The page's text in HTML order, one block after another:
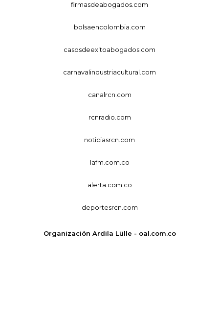
firmasdeabogados.com
bolsaencolombia.com
casosdeexitoabogados.com
carnavalindustriacultural.com
canalrcn.com
rcnradio.com
noticiasrcn.com
lafm.com.co
alerta.com.co
deportesrcn.com
Organización Ardila Lülle - oal.com.co